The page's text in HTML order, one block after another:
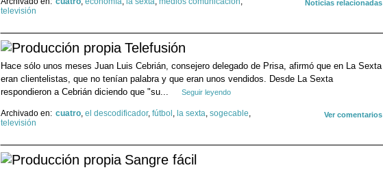
Noticias relacionadas
televisión
Telefusión
Hace sólo unos meses Juan Luis Cebrián, consejero delegado de Prisa, afirmó que en La Sexta
eran clientelistas, que no tenían palabra y que eran unos vendidos. Desde La Sexta
respondieron a Cebrián diciendo que "su...
Seguir leyendo
Ver comentarios
Archivado en: cuatro, el descodificador, fútbol , la sexta, sogecable,
televisión
Sangre fácil